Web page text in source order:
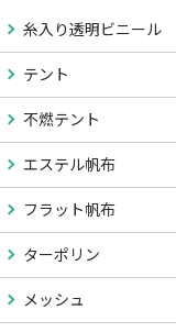
糸入り透明ビニール
テント
不燃テント
エステル帆布
フラット帆布
ターポリン
メッシュ